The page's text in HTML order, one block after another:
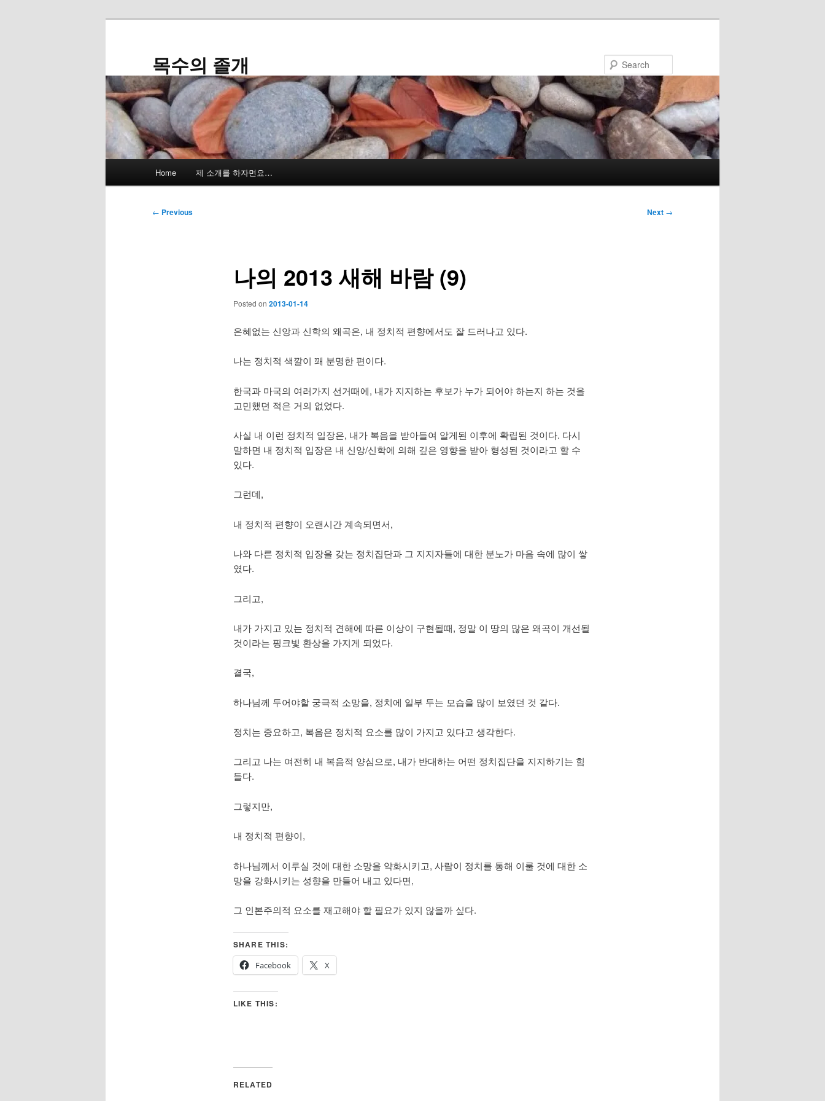
목수의 졸개
Home 제 소개를 하자면요…
Post
← Previous Next →
나의 2013 새해 바람 (9)
Posted on 2013-01-14
은혜없는 신앙과 신학의 왜곡은, 내 정치적 편향에서도 잘 드러나고 있다.
나는 정치적 색깔이 꽤 분명한 편이다.
한국과 마국의 여러가지 선거때에, 내가 지지하는 후보가 누가 되어야 하는지 하는 것을
고민했던 적은 거의 없었다.
사실 내 이런 정치적 입장은, 내가 복음을 받아들여 알게된 이후에 확립된 것이다. 다시
말하면 내 정치적 입장은 내 신앙/신학에 의해 깊은 영향을 받아 형성된 것이라고 할 수
있다.
그런데,
내 정치적 편향이 오랜시간 계속되면서,
나와 다른 정치적 입장을 갖는 정치집단과 그 지지자들에 대한 분노가 마음 속에 많이 쌓
였다.
그리고,
내가 가지고 있는 정치적 견해에 따른 이상이 구현될때, 정말 이 땅의 많은 왜곡이 개선될
것이라는 핑크빛 환상을 가지게 되었다.
결국,
하나님께 두어야할 궁극적 소망을, 정치에 일부 두는 모습을 많이 보였던 것 같다.
정치는 중요하고, 복음은 정치적 요소를 많이 가지고 있다고 생각한다.
그리고 나는 여전히 내 복음적 양심으로, 내가 반대하는 어떤 정치집단을 지지하기는 힘
들다.
그렇지만,
내 정치적 편향이,
하나님께서 이루실 것에 대한 소망을 약화시키고, 사람이 정치를 통해 이룰 것에 대한 소
망을 강화시키는 성향을 만들어 내고 있다면,
그 인본주의적 요소를 재고해야 할 필요가 있지 않을까 싶다.
SHARE THIS:
Facebook
X
LIKE THIS:
RELATED